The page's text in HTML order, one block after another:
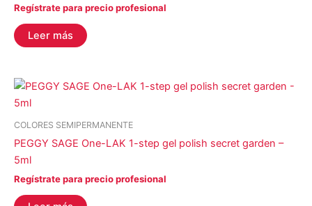
Regístrate para precio profesional
Leer más
COLORES SEMIPERMANENTE
PEGGY SAGE One-LAK 1-step gel polish secret garden –
5ml
Regístrate para precio profesional